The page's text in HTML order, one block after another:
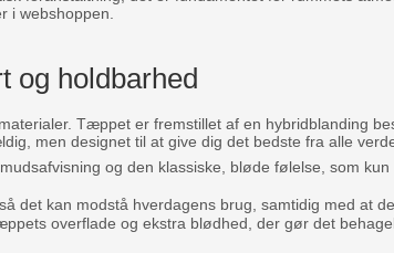
i webshoppen.
og holdbarhed
Tæppet er fremstillet af en hybridblanding
men designet til at give dig det bedste fra alle
og den klassiske, bløde følelse, som
det kan modstå hverdagens brug, samtidig med at
overflade og ekstra blødhed, der gør det